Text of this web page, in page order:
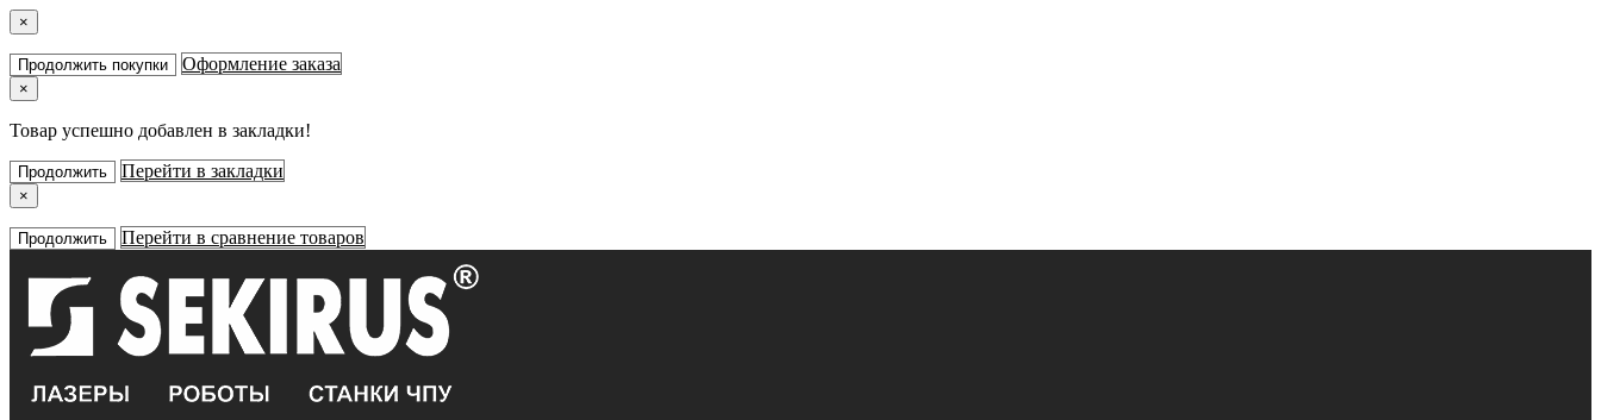
×
Продолжить покупки Оформление заказа
×
Товар успешно добавлен в закладки!
Продолжить Перейти в закладки
×
Продолжить Перейти в сравнение товаров